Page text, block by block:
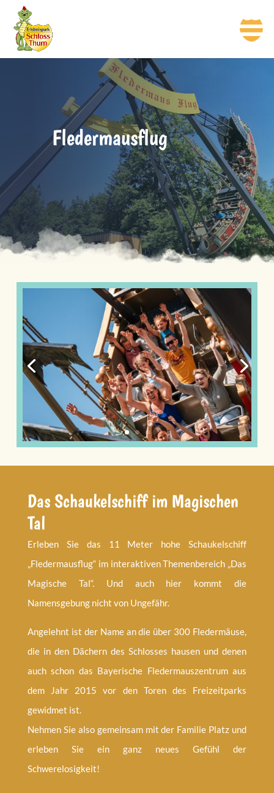
Fledermausflug
Das Schaukelschiff im Magischen
Tal
Erleben Sie das 11 Meter hohe Schaukelschiff
„Fledermausflug“ im interaktiven Themenbereich „Das
Magische Tal“. Und auch hier kommt die
Namensgebung nicht von Ungefähr.
Angelehnt ist der Name an die über 300 Fledermäuse,
die in den Dächern des Schlosses hausen und denen
auch schon das Bayerische Fledermauszentrum aus
dem Jahr 2015 vor den Toren des Freizeitparks
gewidmet ist.
Nehmen Sie also gemeinsam mit der Familie Platz und
erleben Sie ein ganz neues Gefühl der
Schwerelosigkeit!